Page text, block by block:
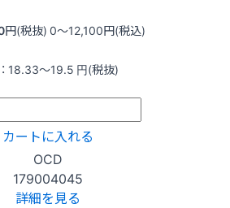
円(税抜) 0〜12,100円(税込)
18.33〜19.5 円(税抜)
カートに入れる
OCD
179004045
詳細を見る